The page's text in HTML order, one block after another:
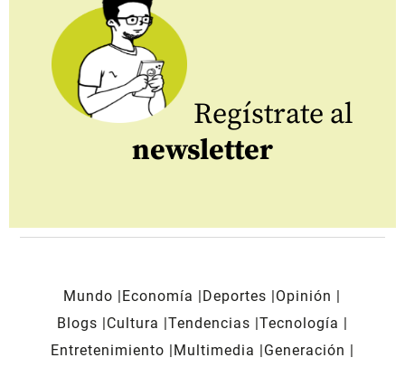
Regístrate al
newsletter
Mundo Economía Deportes
Opinión
Blogs
Cultura Tendencias Tecnología
Entretenimiento
Multimedia
Generación